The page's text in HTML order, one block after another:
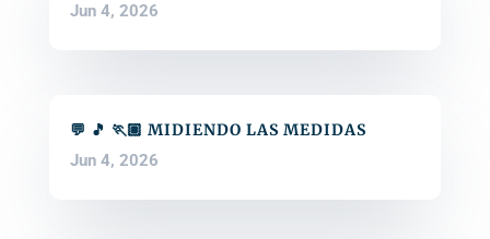
Jun 4, 2026
💬 🎵 🏃🏽 MIDIENDO LAS MEDIDAS
Jun 4, 2026